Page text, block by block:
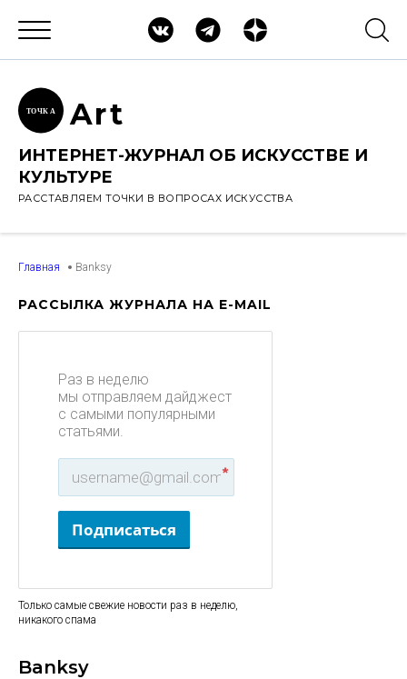
ТОЧК А Art
ИНТЕРНЕТ-ЖУРНАЛ ОБ ИСКУССТВЕ И
КУЛЬТУРЕ
РАССТАВЛЯЕМ ТОЧКИ В ВОПРОСАХ ИСКУССТВА
Главная Banksy
РАССЫЛКА ЖУРНАЛА НА E-MAIL
Раз в неделю
мы отправляем дайджест
с самыми популярными
статьями.
*
Подписаться
Только самые свежие новости раз в неделю,
никакого спама
Banksy